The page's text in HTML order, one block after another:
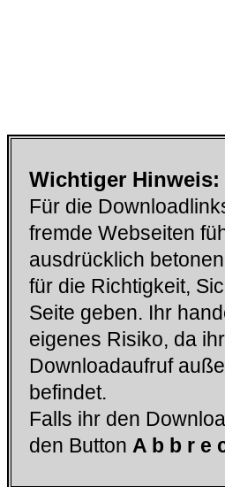
Wichtiger Hinweis:
Für die
fremde Webseiten
ausdrücklich
für die Richtigkeit,
Seite geben. Ihr
eigenes Risiko, da
Downloadaufruf
befindet.
Falls ihr den
den Button A b b r e